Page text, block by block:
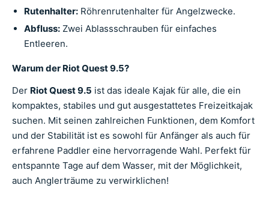
Rutenhalter: Röhrenrutenhalter für Angelzwecke.
Abfluss: Zwei Ablassschrauben für einfaches
Entleeren.
Warum der Riot Quest 9.5?
Der Riot Quest 9.5 ist das ideale Kajak für alle, die ein
kompaktes, stabiles und gut ausgestattetes Freizeitkajak
suchen. Mit seinen zahlreichen Funktionen, dem Komfort
und der Stabilität ist es sowohl für Anfänger als auch für
erfahrene Paddler eine hervorragende Wahl. Perfekt für
entspannte Tage auf dem Wasser, mit der Möglichkeit,
auch Anglerträume zu verwirklichen!